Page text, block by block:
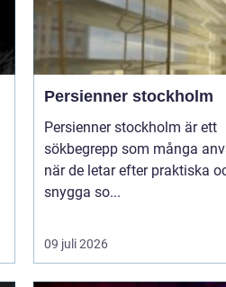
Persienner stockholm
Persienner stockholm är ett
sökbegrepp som många
när de letar efter praktiska
snygga so...
09 juli 2026